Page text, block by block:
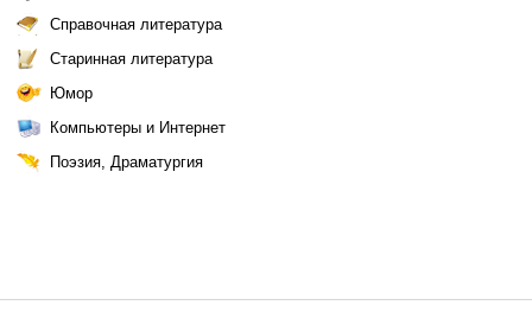
Справочная литература
Старинная литература
Юмор
Компьютеры и Интернет
Поэзия, Драматургия